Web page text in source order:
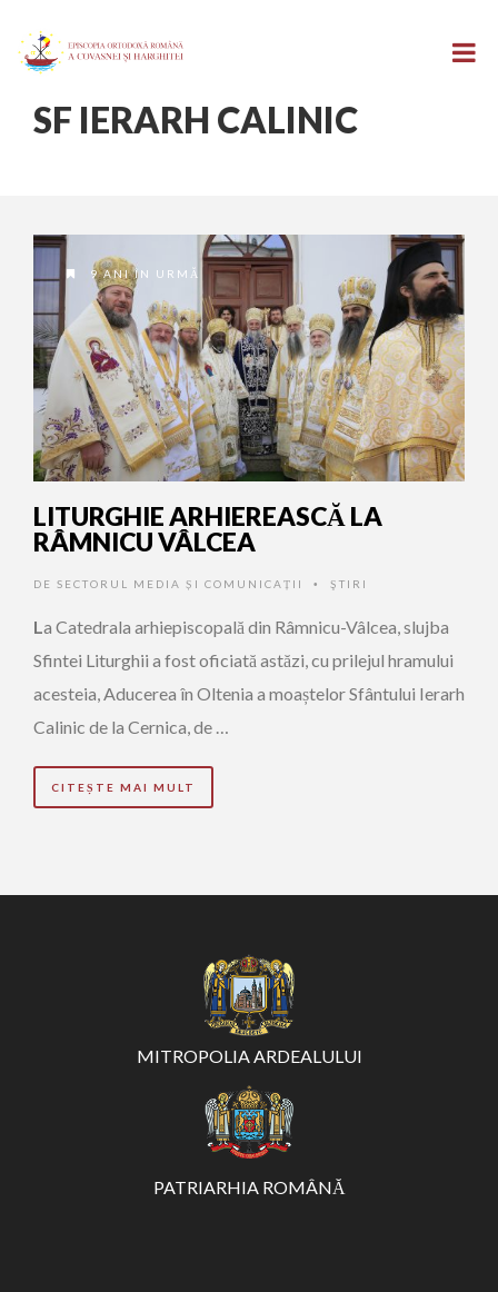
SF IERARH CALINIC
9 ANI ÎN URMĂ
LITURGHIE ARHIEREASCĂ LA
RÂMNICU VÂLCEA
DE SECTORUL MEDIA ȘI COMUNICAȚII • ŞTIRI
L a Catedrala arhiepiscopală din Râmnicu-Vâlcea, slujba
Sfintei Liturghii a fost oficiată astăzi, cu prilejul hramului
acesteia, Aducerea în Oltenia a moaștelor Sfântului Ierarh
Calinic de la Cernica, de …
CITEȘTE MAI MULT
MITROPOLIA ARDEALULUI
PATRIARHIA ROMÂNĂ